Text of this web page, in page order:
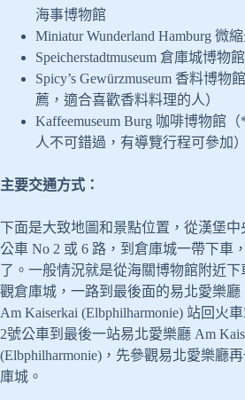
海事博物館
Miniatur Wunderland Hamburg 微
Speicherstadtmuseum 倉庫城博物
Spicy’s Gewürzmuseum 香料博
薦，適合喜歡香料料理的人）
Kaffeemuseum Burg 咖啡博物館
人不可錯過，有導覽行程可參加）
主要交通方式：
下面是大致地圖和景點位置，從漢堡
公車 No 2 或 6 路，到倉庫城一帶下車
了。一般情況就是從海關博物館附近
觀倉庫城，一路到最後面的易北愛樂廳
Am Kaiserkai (Elbphilharmonie) 站回火
2號公車到最後一站易北愛樂廳 Am
(Elbphilharmonie)，先參觀易北愛樂廳
庫城。